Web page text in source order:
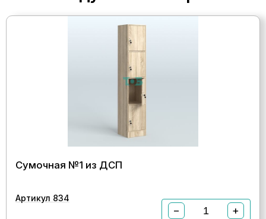
Сумочная №1 из ДСП
Артикул 834
− +